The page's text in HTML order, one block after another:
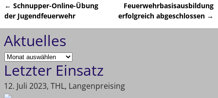
Artikelnavigation
← Schnupper-Online-Übung
der Jugendfeuerwehr
Feuerwehrbasisausbildung
erfolgreich abgeschlossen →
Aktuelles
Letzter Einsatz
12. Juli 2023, THL, Langenpreising